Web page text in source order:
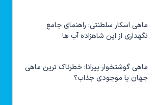
ماهی اسکار سلطنتی: راهنمای جامع
نگهداری از این شاهزاده آب ها
ماهی گوشتخوار پیرانا: خطرناک ترین ماهی
جهان یا موجودی جذاب؟